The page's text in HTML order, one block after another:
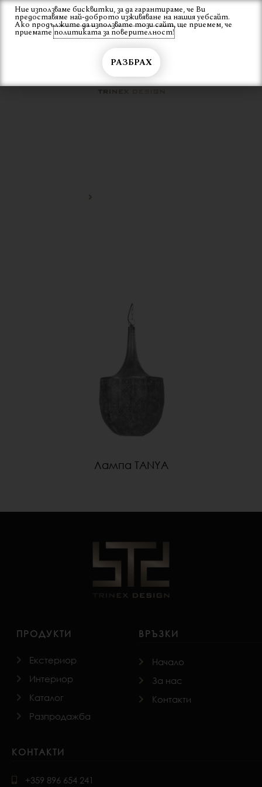
Skip
content
Вход
Лампа TANYA
ПРОДУКТИ
Екстериор
Интериор
Каталог
Разпродажба
ВРЪЗКИ
Начало
За нас
Контакти
КОНТАКТИ
+359 896 654 241
Ние използваме бисквитки, за да гарантираме, че Ви
предоставяме най-доброто изживяване на нашия уебсайт.
Ако продължите да използвате този сайт, ще приемем, че
приематеполитиката за поверителност!
РАЗБРАХ